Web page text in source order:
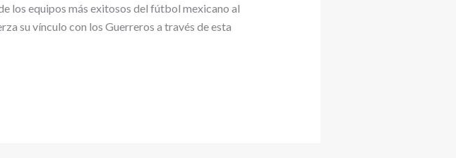
los equipos más exitosos del fútbol mexicano al
su vínculo con los Guerreros a través de esta